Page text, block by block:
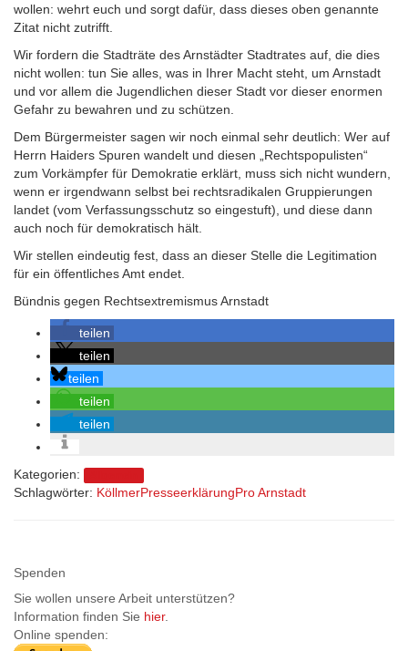
wollen: wehrt euch und sorgt dafür, dass dieses oben genannte
Zitat nicht zutrifft.
Wir fordern die Stadträte des Arnstädter Stadtrates auf, die dies
nicht wollen: tun Sie alles, was in Ihrer Macht steht, um Arnstadt
und vor allem die Jugendlichen dieser Stadt vor dieser enormen
Gefahr zu bewahren und zu schützen.
Dem Bürgermeister sagen wir noch einmal sehr deutlich: Wer auf
Herrn Haiders Spuren wandelt und diesen „Rechtspopulisten“
zum Vorkämpfer für Demokratie erklärt, muss sich nicht wundern,
wenn er irgendwann selbst bei rechtsradikalen Gruppierungen
landet (vom Verfassungsschutz so eingestuft), und diese dann
auch noch für demokratisch hält.
Wir stellen eindeutig fest, dass an dieser Stelle die Legitimation
für ein öffentliches Amt endet.
Bündnis gegen Rechtsextremismus Arnstadt
teilen
teilen
teilen
teilen
teilen
Kategorien:
Schlagwörter: KöllmerPresseerklärungPro Arnstadt
Spenden
Sie wollen unsere Arbeit unterstützen?
Information finden Sie hier.
Online spenden: